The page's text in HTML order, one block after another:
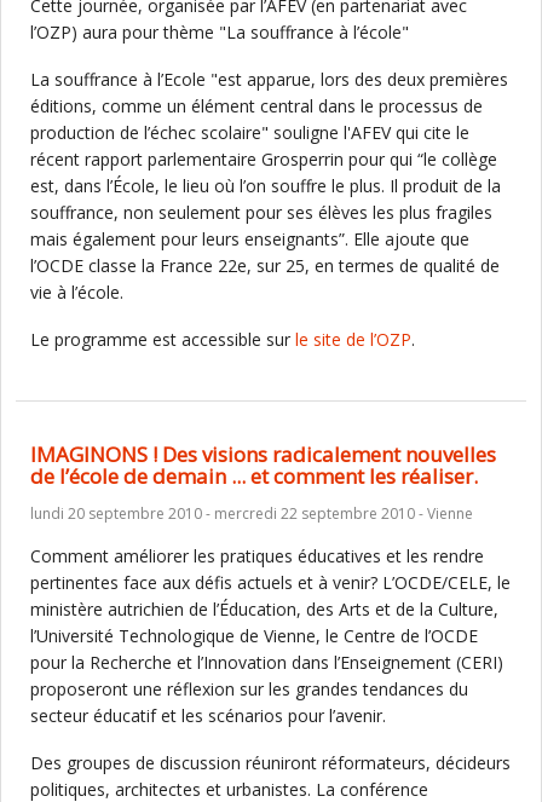
Cette journée, organisée par l’AFEV (en partenariat avec
l’OZP) aura pour thème "La souffrance à l’école"
La souffrance à l’Ecole "est apparue, lors des deux premières
éditions, comme un élément central dans le processus de
production de l’échec scolaire" souligne l'AFEV qui cite le
récent rapport parlementaire Grosperrin pour qui “le collège
est, dans l’École, le lieu où l’on souffre le plus. Il produit de la
souffrance, non seulement pour ses élèves les plus fragiles
mais également pour leurs enseignants”. Elle ajoute que
l’OCDE classe la France 22e, sur 25, en termes de qualité de
vie à l’école.
Le programme est accessible sur le site de l’OZP.
IMAGINONS ! Des visions radicalement nouvelles
de l’école de demain ... et comment les réaliser.
lundi 20 septembre 2010 - mercredi 22 septembre 2010 - Vienne
Comment améliorer les pratiques éducatives et les rendre
pertinentes face aux défis actuels et à venir? L’OCDE/CELE, le
ministère autrichien de l’Éducation, des Arts et de la Culture,
l’Université Technologique de Vienne, le Centre de l’OCDE
pour la Recherche et l’Innovation dans l’Enseignement (CERI)
proposeront une réflexion sur les grandes tendances du
secteur éducatif et les scénarios pour l’avenir.
Des groupes de discussion réuniront réformateurs, décideurs
politiques, architectes et urbanistes. La conférence